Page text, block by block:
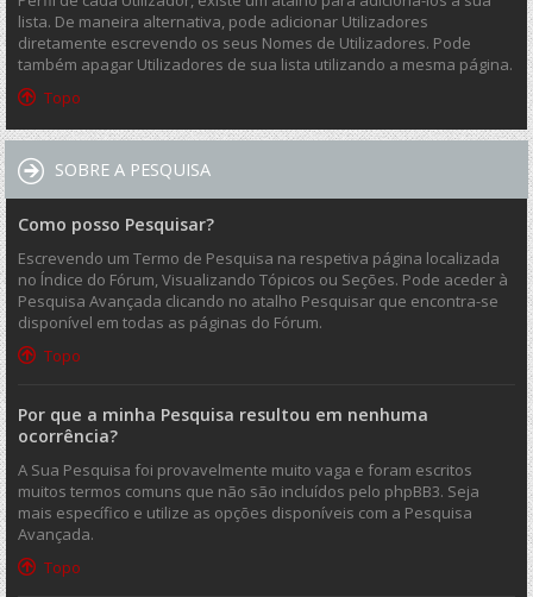
lista. De maneira alternativa, pode adicionar Utilizadores
diretamente escrevendo os seus Nomes de Utilizadores. Pode
também apagar Utilizadores de sua lista utilizando a mesma página.
Topo
SOBRE A PESQUISA
Como posso Pesquisar?
Escrevendo um Termo de Pesquisa na respetiva página localizada
no Índice do Fórum, Visualizando Tópicos ou Seções. Pode aceder à
Pesquisa Avançada clicando no atalho Pesquisar que encontra-se
disponível em todas as páginas do Fórum.
Topo
Por que a minha Pesquisa resultou em nenhuma
ocorrência?
A Sua Pesquisa foi provavelmente muito vaga e foram escritos
muitos termos comuns que não são incluídos pelo phpBB3. Seja
mais específico e utilize as opções disponíveis com a Pesquisa
Avançada.
Topo